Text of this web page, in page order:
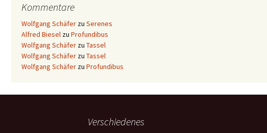
Kommentare
Wolfgang Schäfer zu Serenes
Alfred Biesel zu Profundibus
Wolfgang Schäfer zu Tassel
Wolfgang Schäfer zu Tassel
Wolfgang Schäfer zu Profundibus
Verschiedenes